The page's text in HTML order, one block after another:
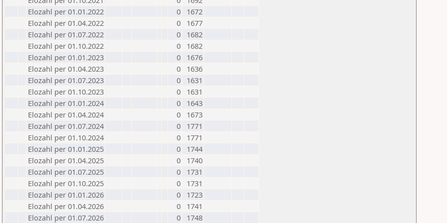
Elozahl per 01.01.2022
0
1672
Elozahl per 01.04.2022
0
1677
Elozahl per 01.07.2022
0
1682
Elozahl per 01.10.2022
0
1682
Elozahl per 01.01.2023
0
1676
Elozahl per 01.04.2023
0
1636
Elozahl per 01.07.2023
0
1631
Elozahl per 01.10.2023
0
1631
Elozahl per 01.01.2024
0
1643
Elozahl per 01.04.2024
0
1673
Elozahl per 01.07.2024
0
1771
Elozahl per 01.10.2024
0
1771
Elozahl per 01.01.2025
0
1744
Elozahl per 01.04.2025
0
1740
Elozahl per 01.07.2025
0
1731
Elozahl per 01.10.2025
0
1731
Elozahl per 01.01.2026
0
1723
Elozahl per 01.04.2026
0
1741
Elozahl per 01.07.2026
0 1748